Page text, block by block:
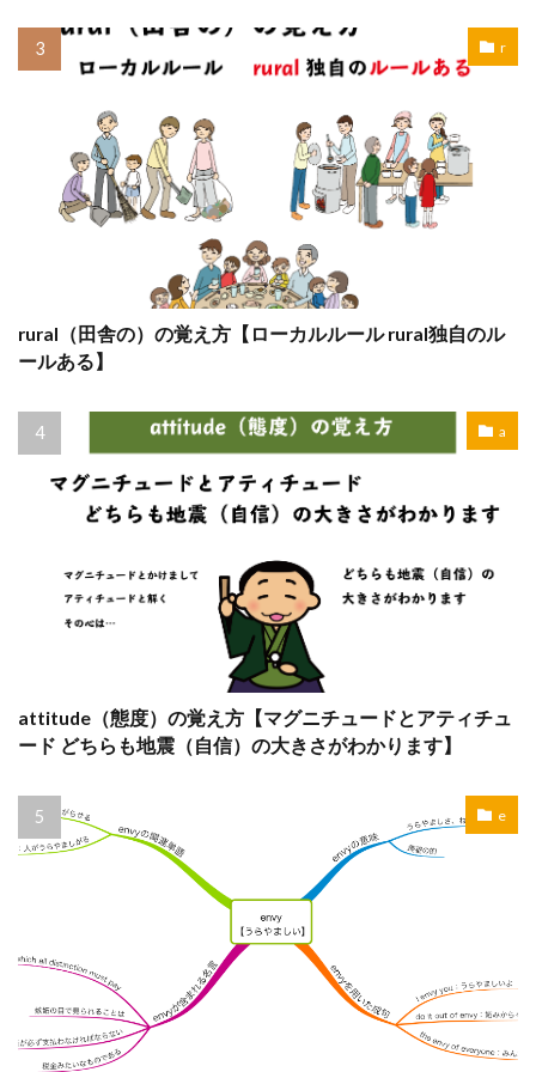
r
rural（田舎の）の覚え方【ローカルルール rural独自のル
ールある】
a
attitude（態度）の覚え方【マグニチュードとアティチュ
ード どちらも地震（自信）の大きさがわかります】
e